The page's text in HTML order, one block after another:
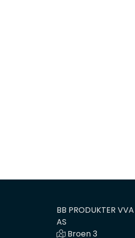
BB PRODUKTER VVA
AS
Broen 3